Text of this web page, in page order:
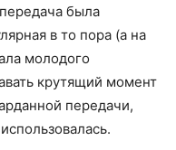
была
в то пора (а на
молодого
крутящий момент
передачи,